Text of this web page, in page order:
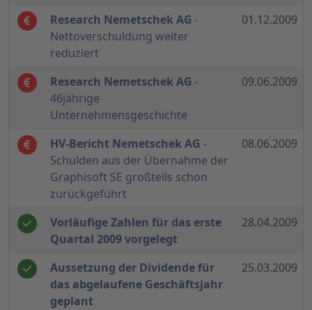
Research Nemetschek AG -
Nettoverschuldung weiter
reduziert
01.12.2009
Research Nemetschek AG -
46jährige
Unternehmensgeschichte
09.06.2009
HV-Bericht Nemetschek AG -
Schulden aus der Übernahme der
Graphisoft SE großteils schon
zurückgeführt
08.06.2009
Vorläufige Zahlen für das erste
Quartal 2009 vorgelegt
28.04.2009
Aussetzung der Dividende für
das abgelaufene Geschäftsjahr
geplant
25.03.2009